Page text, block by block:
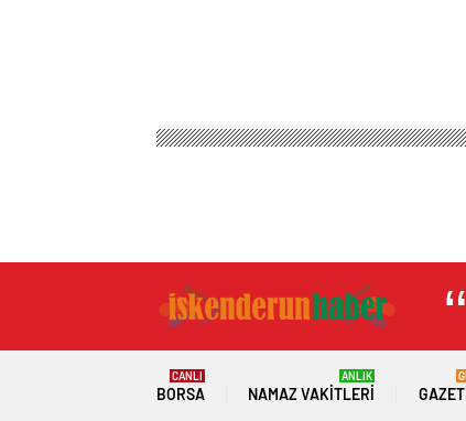
BORSA
CANLI
NAMAZ VAKITLERI
ANLIK